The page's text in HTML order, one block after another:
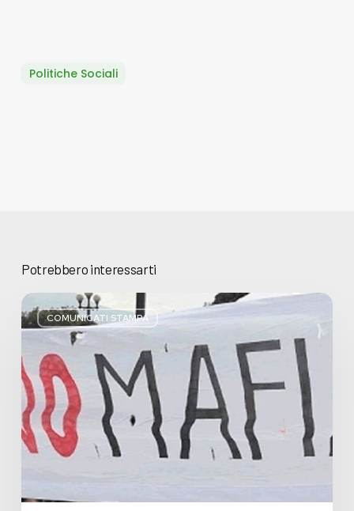
Politiche Sociali
Potrebbero interessarti
COMUNICATI STAMPA
Basta
bugie,
Regione
Lombardia
pratica
l’antimafia
solo
a
parole